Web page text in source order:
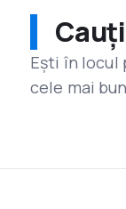
Ești în locul
cele mai